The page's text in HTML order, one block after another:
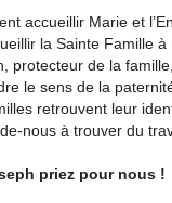
accueillir Marie et
la Sainte Famille
protecteur de la
le sens de la
retrouvent leur
nous à trouver du
priez pour nous !